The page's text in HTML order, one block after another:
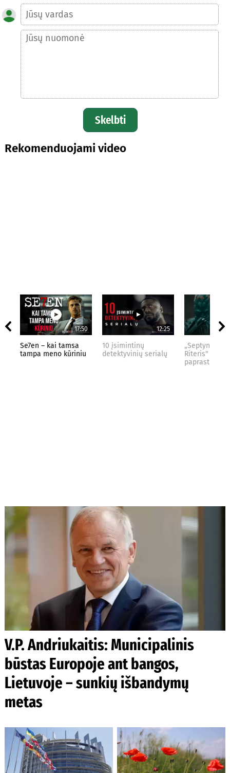
Skelbti
Rekomenduojami video
17:50
Se7en – kai tamsa
tampa meno kūriniu
12:25
10 įsimintinų
detektyvinių serialų
„Septynių
Riteris" – kai
paprastumas
V.P. Andriukaitis: Municipalinis
būstas Europoje ant bangos,
Lietuvoje – sunkių išbandymų
metas